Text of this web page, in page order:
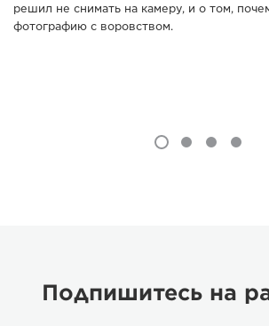
решил не снимать на камеру, и о том,
фотографию с воровством.
Подпишитесь на